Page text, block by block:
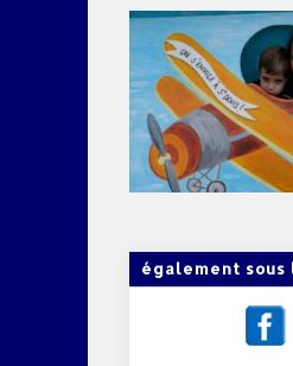
également sous